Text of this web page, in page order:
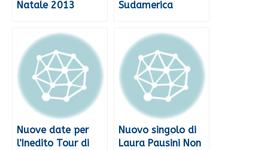
Natale 2013 Sudamerica
Nuove date per
l’Inedito Tour di
Nuovo singolo di
Laura Pausini Non